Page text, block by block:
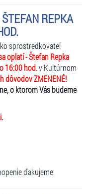
REPKA
sprostredkovateľ
oplatí - Štefan Repka
16:00 hod.v Kultúrnom
dôvodov ZMENENÉ!
o ktorom Vás budeme
ďakujeme.